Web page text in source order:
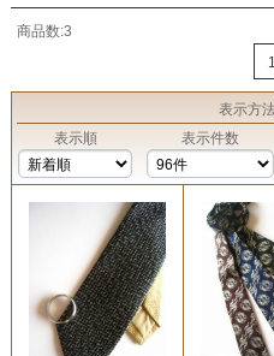
商品数:3
1
表示方
表示順
表示件数